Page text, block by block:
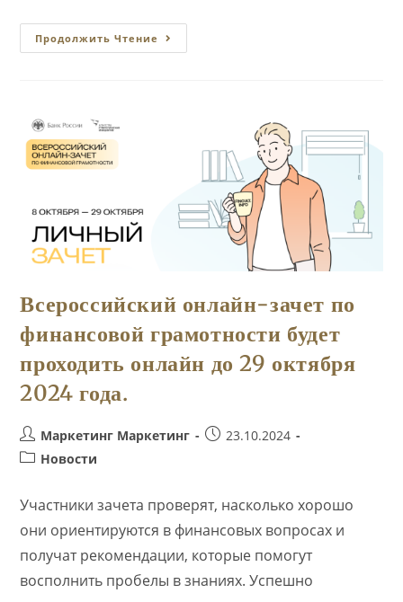
Продолжить Чтение Уважаемые
Посетители!
Всероссийский онлайн-зачет по
финансовой грамотности будет
проходить онлайн до 29 октября
2024 года.
Автор
записи:
Маркетинг Маркетинг
Запись23.10.2024
Рубрика
Новости
Участники зачета проверят, насколько хорошо
они ориентируются в финансовых вопросах и
получат рекомендации, которые помогут
восполнить пробелы в знаниях. Успешно